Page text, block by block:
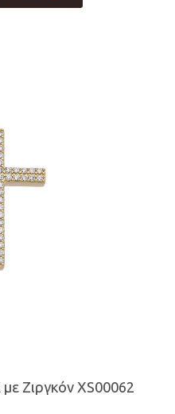
Ζιργκόν XS00062